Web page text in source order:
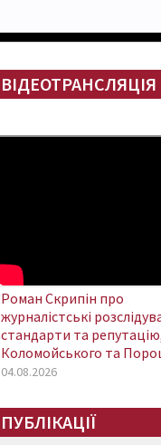
ВІДЕОТРАНСЛЯЦІЯ
Роман Скрипін про
журналістські
стандарти та
Коломойського та
04.08.2026
ПУБЛІКАЦІЇ